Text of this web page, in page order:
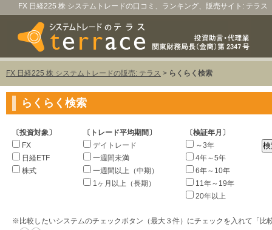
FX 日経225 株 システムトレードの口コミ、ランキング、販売サイト: テラス
FX 日経225 株 システムトレードの販売: テラス > らくらく検索
らくらく検索
〔投資対象〕
FX
日経ETF
株式
〔トレード平均期間〕
デイトレード
一週間未満
一週間以上（中期）
1ヶ月以上（長期）
〔検証年月〕
～3年
4年～5年
6年～10年
11年～19年
20年以上
※比較したいシステムのチェックボタン（最大３件）にチェックを入れて「比